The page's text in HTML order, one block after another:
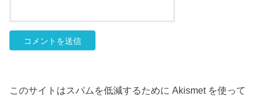
このサイトはスパムを低減するために Akismet を使って